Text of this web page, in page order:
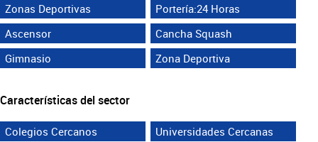
Zonas Deportivas
Portería:24 Horas
Ascensor
Cancha Squash
Gimnasio
Zona Deportiva
Características del sector
Colegios Cercanos
Universidades Cercanas